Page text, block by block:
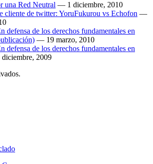
una Red Neutral — 1 diciembre, 2010
cliente de twitter: YoruFukurou vs Echofon —
defensa de los derechos fundamentales en
— 19 marzo, 2010
defensa de los derechos fundamentales en
diciembre, 2009